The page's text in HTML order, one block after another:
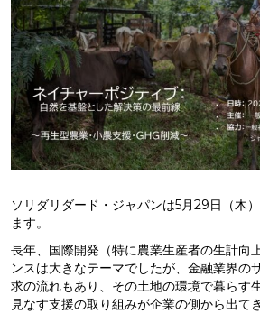
ソリダリダード・ジャパンは5月29日（木
ます。
長年、国際開発（特に農業生産者の生計向
ンスは大きなテーマでしたが、金融業界の
求の流れもあり、その土地の環境で暮らす
見なす支援の取り組みが企業の側から出て